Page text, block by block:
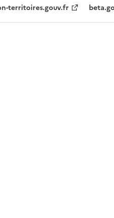
territoires.gouv.fr